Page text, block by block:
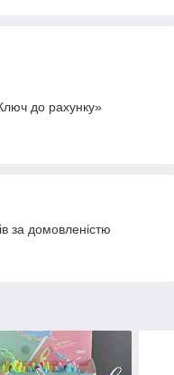
до рахунку»
за домовленістю